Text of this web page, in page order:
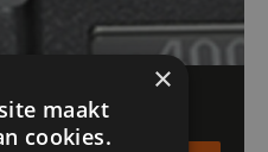
nieuwsbrief!!
×
maakt
cookies.